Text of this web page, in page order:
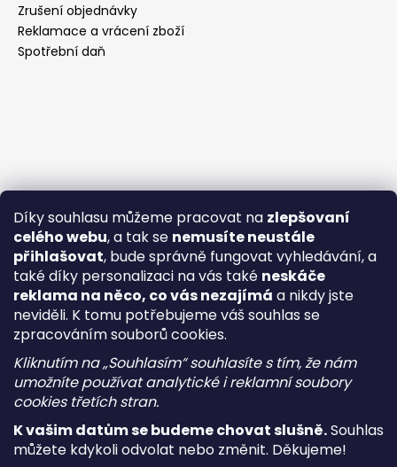
Díky souhlasu můžeme pracovat na zlepšovaní
celého webu, a tak se nemusíte neustále
přihlašovat, bude správně fungovat vyhledávání, a
také díky personalizaci na vás také neskáče
reklama na něco, co vás nezajímá a nikdy jste
neviděli. K tomu potřebujeme váš souhlas se
zpracováním souborů cookies.
Kliknutím na „Souhlasím“ souhlasíte s tím, že nám
umožníte používat analytické i reklamní soubory
cookies třetích stran.
K vašim datům se budeme chovat slušně.Souhlas
můžete kdykoli odvolat nebo změnit. Děkujeme!
Zrušení objednávky
Reklamace a vrácení zboží
Spotřební daň